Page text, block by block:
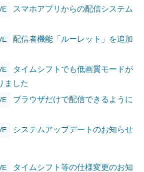
スマホアプリからの配信システム
配信者機能「ルーレット」を追加
タイムシフトでも低画質モードが
ました
ブラウザだけで配信できるように
システムアップデートのお知らせ
タイムシフト等の仕様変更のお知